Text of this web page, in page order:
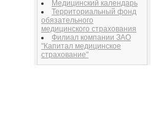
Медицинский календарь
Территориальный фонд
обязательного
медицинского страхования
Филиал компании ЗАО
"Капитал медицинское
страхование"